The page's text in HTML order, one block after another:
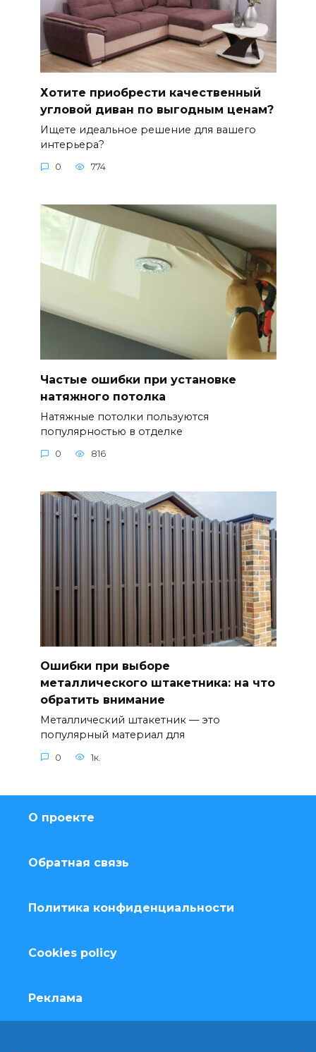
Хотите приобрести качественный
угловой диван по выгодным ценам?
Ищете идеальное решение для вашего
интерьера?
0 774
Частые ошибки при установке
натяжного потолка
Натяжные потолки пользуются
популярностью в отделке
0 816
Ошибки при выборе
металлического штакетника: на что
обратить внимание
Металлический штакетник — это
популярный материал для
0 1к.
О проекте
Обратная связь
Политика конфиденциальности
Cookies policy
Реклама